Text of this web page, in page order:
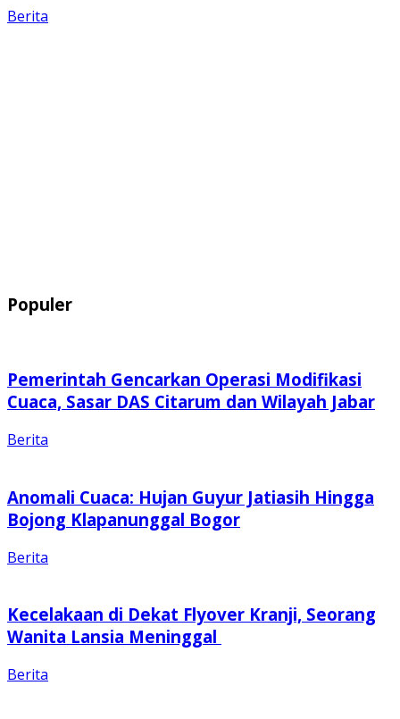
Berita
Populer
Pemerintah Gencarkan Operasi Modifikasi
Cuaca, Sasar DAS Citarum dan Wilayah Jabar
Berita
Anomali Cuaca: Hujan Guyur Jatiasih Hingga
Bojong Klapanunggal Bogor
Berita
Kecelakaan di Dekat Flyover Kranji, Seorang
Wanita Lansia Meninggal
Berita